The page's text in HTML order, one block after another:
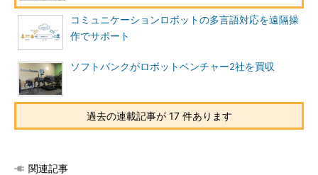
コミュニケーションロボットの多言語対応を遠隔操
作でサポート
ソフトバンクがロボットベンチャー2社を買収
過去の連載記事が 17 件あります
関連記事